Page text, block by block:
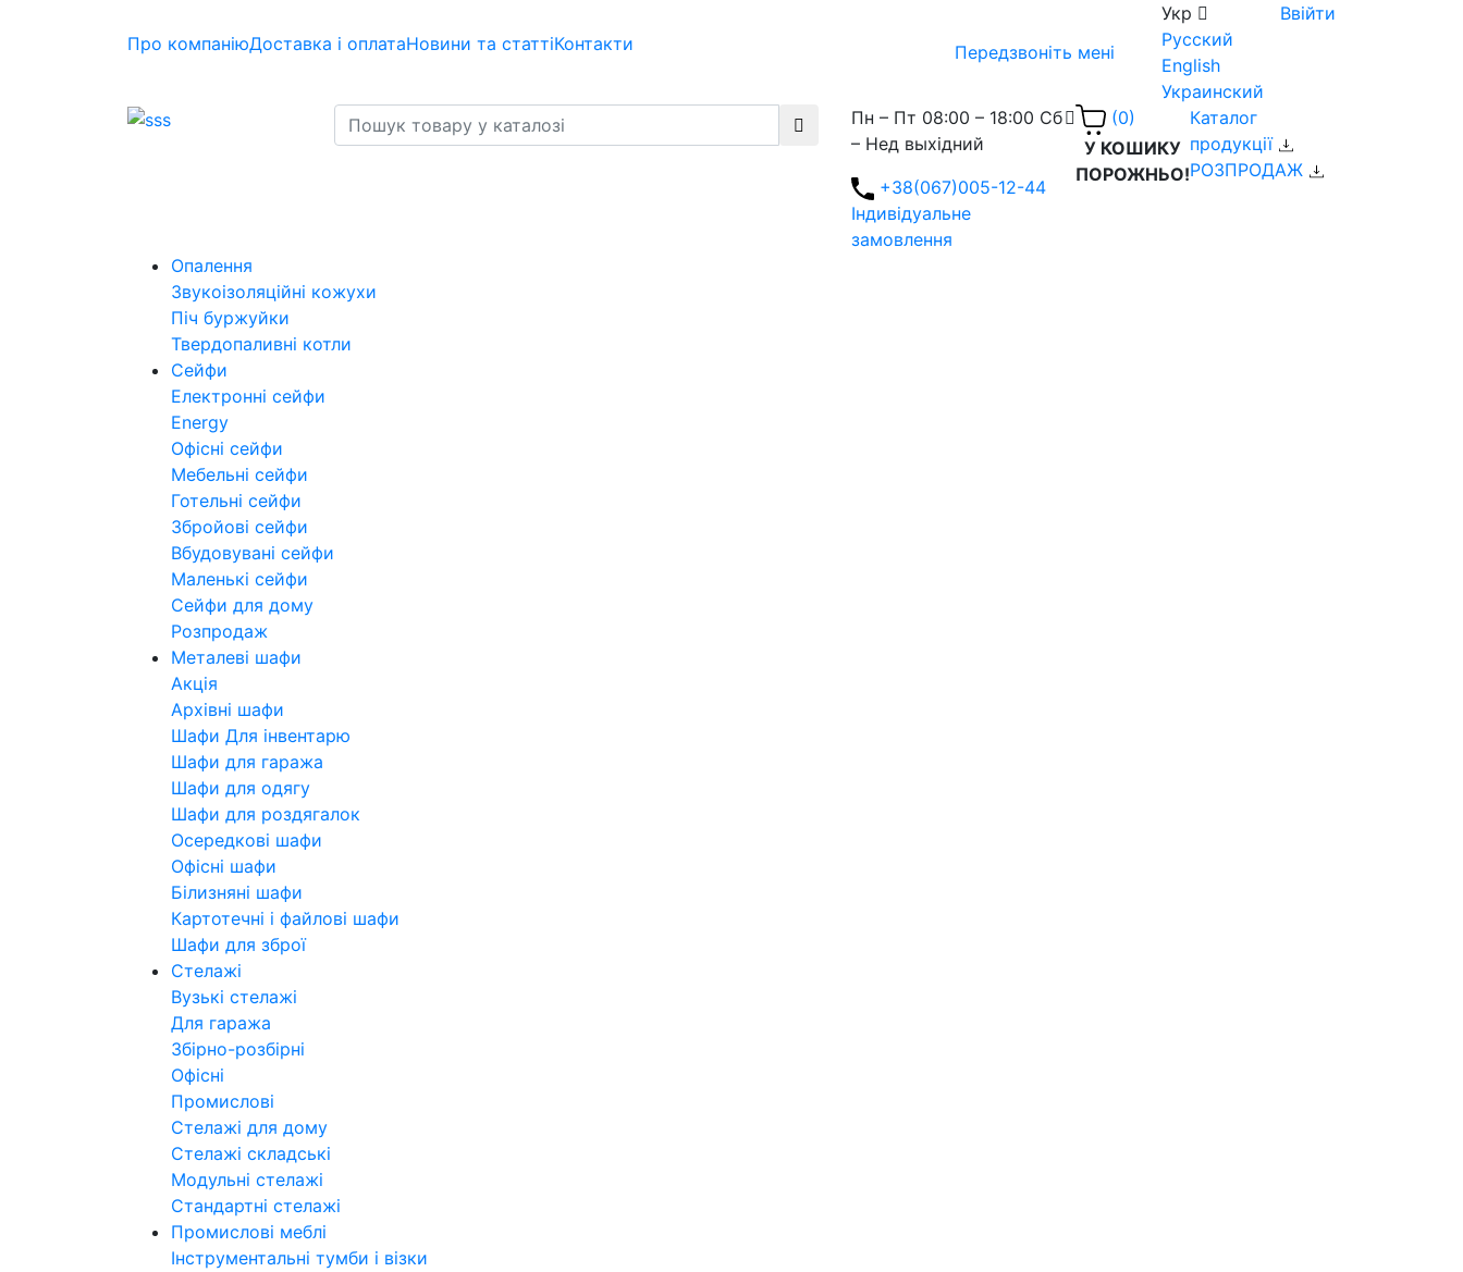
Про компаніюДоставка і оплатаНовини та статтіКонтакти Передзвоніть мені
Укр
Русский
English
Украинский
Ввійти
Пн – Пт 08:00 – 18:00 Сб
– Нед выхідний
+38(067)005-12-44
Індивідуальне
замовлення
(0)
У КОШИКУ
ПОРОЖНЬО!
Каталог
продукції
РОЗПРОДАЖ
Опалення
Звукоізоляційні кожухи
Піч буржуйки
Твердопаливні котли
Сейфи
Електронні сейфи
Energy
Офісні сейфи
Мебельні сейфи
Готельні сейфи
Збройові сейфи
Вбудовувані сейфи
Маленькі сейфи
Сейфи для дому
Розпродаж
Металеві шафи
Акція
Архівні шафи
Шафи Для інвентарю
Шафи для гаража
Шафи для одягу
Шафи для роздягалок
Осередкові шафи
Офісні шафи
Білизняні шафи
Картотечні і файлові шафи
Шафи для зброї
Стелажі
Вузькі стелажі
Для гаража
Збірно-розбірні
Офісні
Промислові
Стелажі для дому
Стелажі складські
Модульні стелажі
Стандартні стелажі
Промислові меблі
Інструментальні тумби і візки